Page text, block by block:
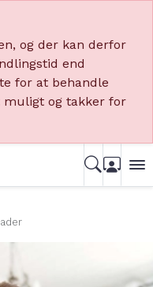
og der kan derfor
end
for at behandle
muligt og takker for